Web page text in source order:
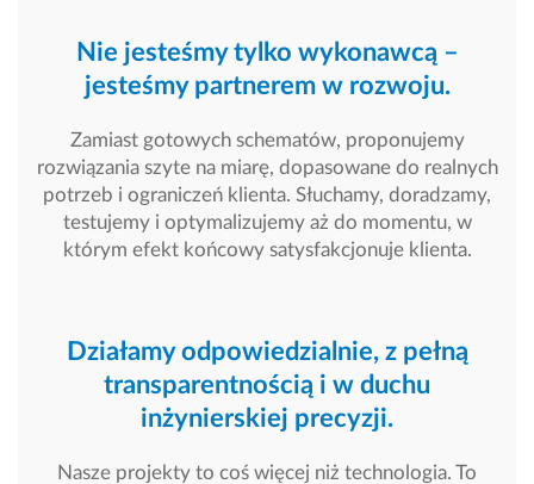
Nie jesteśmy tylko wykonawcą –
jesteśmy partnerem w rozwoju.
Zamiast gotowych schematów, proponujemy
rozwiązania szyte na miarę, dopasowane do realnych
potrzeb i ograniczeń klienta. Słuchamy, doradzamy,
testujemy i optymalizujemy aż do momentu, w
którym efekt końcowy satysfakcjonuje klienta.
Działamy odpowiedzialnie, z pełną
transparentnością i w duchu
inżynierskiej precyzji.
Nasze projekty to coś więcej niż technologia. To